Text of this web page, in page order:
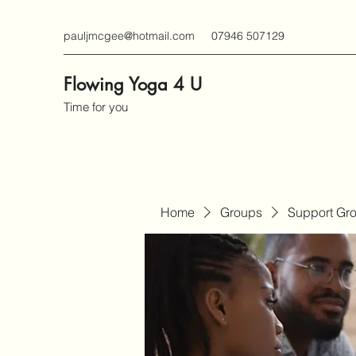
pauljmcgee@hotmail.com 07946 507129
Flowing Yoga 4 U
Time for you
Home Groups Support